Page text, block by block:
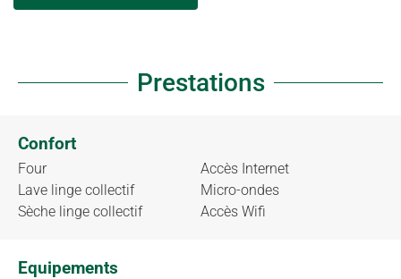
Prestations
Confort
Four
Lave linge collectif
Sèche linge collectif
Accès Internet
Micro-ondes
Accès Wifi
Equipements